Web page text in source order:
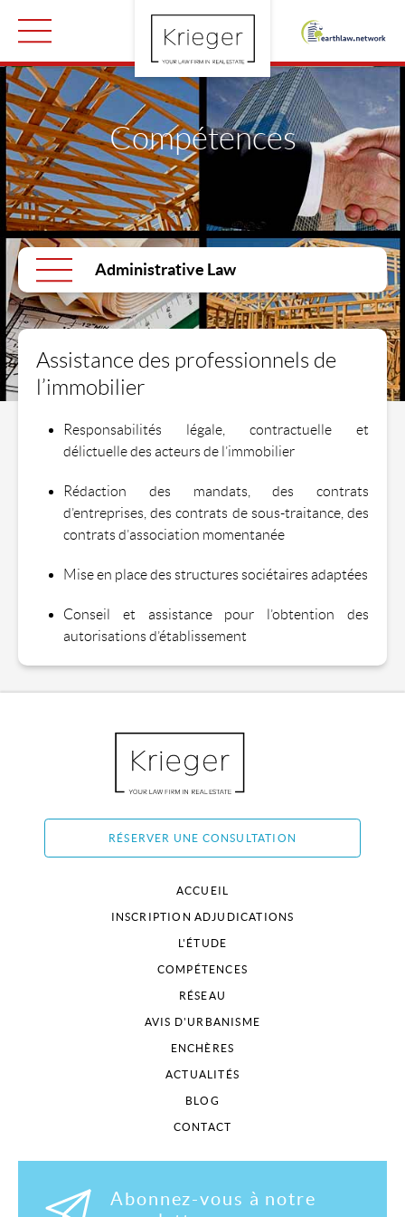
Compétences
Administrative Law
Assistance des professionnels de
l’immobilier
Responsabilités légale, contractuelle et
délictuelle des acteurs de l’immobilier
Rédaction des mandats, des contrats
d’entreprises, des contrats de sous-traitance, des
contrats d’association momentanée
Mise en place des structures sociétaires adaptées
Conseil et assistance pour l’obtention des
autorisations d’établissement
RÉSERVER UNE CONSULTATION
ACCUEIL
INSCRIPTION ADJUDICATIONS
L'ÉTUDE
COMPÉTENCES
RÉSEAU
AVIS D'URBANISME
ENCHÈRES
ACTUALITÉS
BLOG
CONTACT
Abonnez-vous à notre